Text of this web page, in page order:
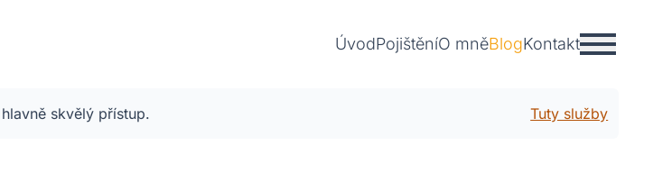
ÚvodPojištěníO mněBlogKontakt
skvělý přístup. Tuty služby